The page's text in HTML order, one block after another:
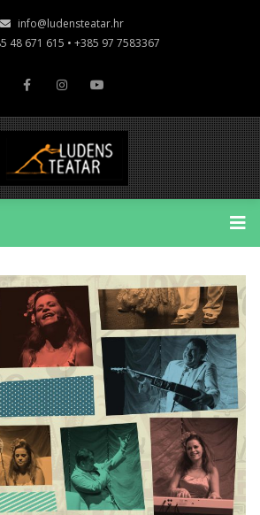
info@ludensteatar.hr
48 671 615 • +385 97 7583367